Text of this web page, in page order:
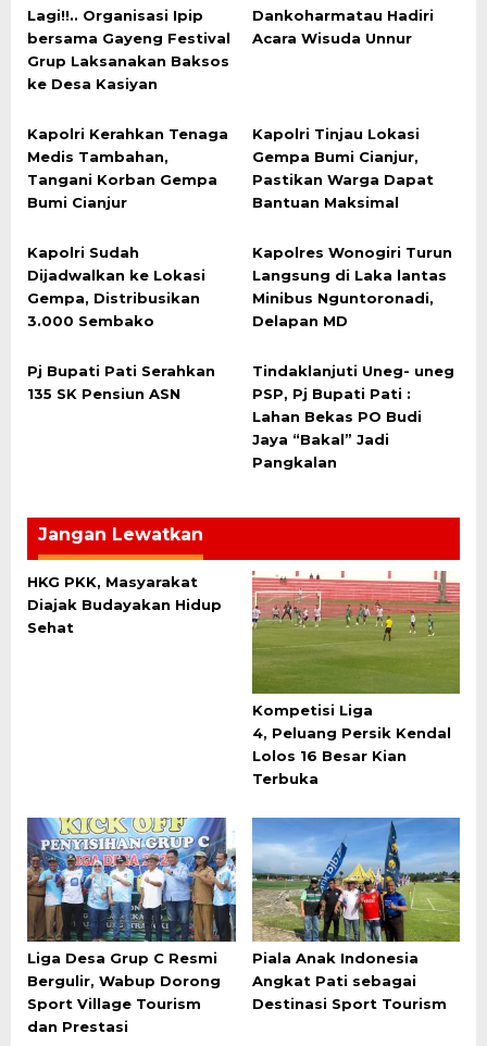
Lagi!!.. Organisasi Ipip
bersama Gayeng Festival
Grup Laksanakan Baksos
ke Desa Kasiyan
Dankoharmatau Hadiri
Acara Wisuda Unnur
Kapolri Kerahkan Tenaga
Medis Tambahan,
Tangani Korban Gempa
Bumi Cianjur
Kapolri Tinjau Lokasi
Gempa Bumi Cianjur,
Pastikan Warga Dapat
Bantuan Maksimal
Kapolri Sudah
Dijadwalkan ke Lokasi
Gempa, Distribusikan
3.000 Sembako
Kapolres Wonogiri Turun
Langsung di Laka lantas
Minibus Nguntoronadi,
Delapan MD
Pj Bupati Pati Serahkan
135 SK Pensiun ASN
Tindaklanjuti Uneg- uneg
PSP, Pj Bupati Pati :
Lahan Bekas PO Budi
Jaya “Bakal” Jadi
Pangkalan
Jangan Lewatkan
HKG PKK, Masyarakat
Diajak Budayakan Hidup
Sehat
Kompetisi Liga
4, Peluang Persik Kendal
Lolos 16 Besar Kian
Terbuka
Liga Desa Grup C Resmi
Bergulir, Wabup Dorong
Sport Village Tourism
dan Prestasi
Piala Anak Indonesia
Angkat Pati sebagai
Destinasi Sport Tourism